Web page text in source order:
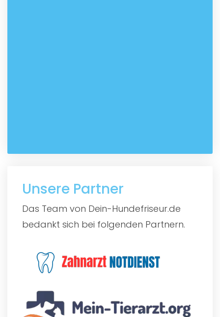
Unsere Partner
Das Team von Dein-Hundefriseur.de
bedankt sich bei folgenden Partnern.